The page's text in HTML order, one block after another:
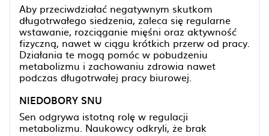
Aby przeciwdziałać negatywnym skutkom
długotrwałego siedzenia, zaleca się regularne
wstawanie, rozciąganie mięśni oraz aktywność
fizyczną, nawet w ciągu krótkich przerw od pracy.
Działania te mogą pomóc w pobudzeniu
metabolizmu i zachowaniu zdrowia nawet
podczas długotrwałej pracy biurowej.
NIEDOBORY SNU
Sen odgrywa istotną rolę w regulacji
metabolizmu. Naukowcy odkryli, że brak